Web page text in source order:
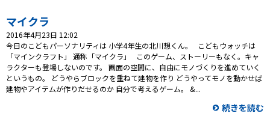
会社概要・ビジョン
お問い合わせ
マイクラ
2016年4月23日 12:02
今日のこどもパーソナリティは 小学4年生の北川想くん。 こどもウォッチは
「マインクラフト」 通称「マイクラ」 このゲーム、ストーリーもなく。キャ
ラクターも登場しないのです。 画面の空間に、自由にモノづくりを進めていく
というもの。 どうやらブロックを重ねて建物を作り どうやってモノを動かせば
建物やアイテムが作りだせるのか 自分で考えるゲーム。 &...
続きを読む